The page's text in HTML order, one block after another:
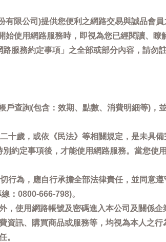
限公司)提供您便利之網路交易與誠品會
使用網路服務時，即視為您已經閱讀、瞭
服務約定事項」之全部或部分內容，請勿
查詢(包含：效期、點數、消費明細等)，
十歲，或依《民法》等相關規定，是未具
約定事項後，才能使用網路服務。當您使
為，應自行承擔全部法律責任，並同意遵
：0800-666-798)。
使用網路帳號及密碼進入本公司及關係企
資訊、購買商品或服務等，均視為本人之行
。